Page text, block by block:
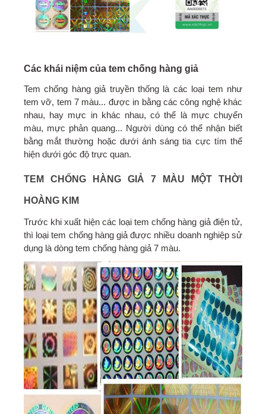
Các khái niệm của tem chống hàng giả
Tem chống hàng giả truyền thống là các loại tem như
tem vỡ, tem 7 màu... được in bằng các công nghệ khác
nhau, hay mực in khác nhau, có thể là mực chuyển
màu, mực phản quang... Người dùng có thể nhận biết
bằng mắt thường hoặc dưới ánh sáng tia cực tím thể
hiện dưới góc độ trực quan.
TEM CHỐNG HÀNG GIẢ 7 MÀU MỘT THỜI
HOÀNG KIM
Trước khi xuất hiện các loại tem chống hàng giả điện tử,
thì loại tem chống hàng giả được nhiều doanh nghiệp sử
dụng là dòng tem chống hàng giả 7 màu.